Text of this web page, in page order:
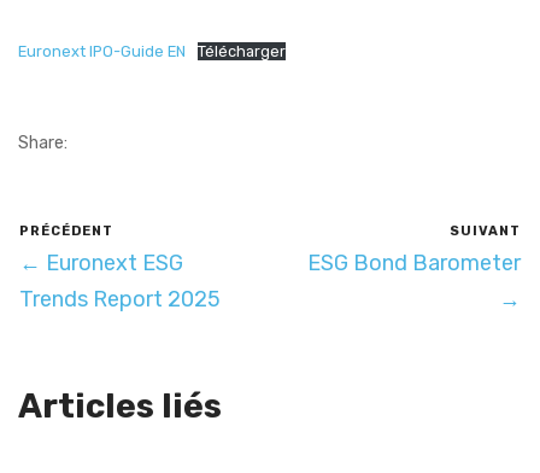
Euronext IPO-Guide EN Télécharger
Share:
PRÉCÉDENT
← Euronext ESG
Trends Report 2025
SUIVANT
ESG Bond Barometer
→
Articles liés